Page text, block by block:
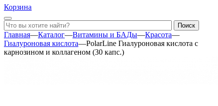
Корзина
Главная—Каталог—Витамины и БАДы—Красота—
Гиалуроновая кислота—PolarLine Гиалуроновая кислота с
карнозином и коллагеном (30 капс.)